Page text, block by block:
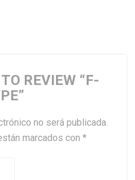
REVIEW “F-
no será publicada.
marcados con *